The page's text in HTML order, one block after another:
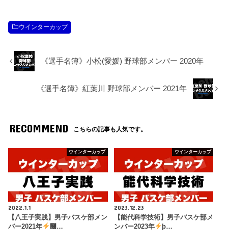
ウインターカップ
《選手名簿》小松(愛媛) 野球部メンバー 2020年
《選手名簿》紅葉川 野球部メンバー 2021年
RECOMMEND こちらの記事も人気です。
ウインターカップ
2022.1.1
【八王子実践】男子バスケ部メン
バー2021年
࿠…
ウインターカップ
2023.12.23
【能代科学技術】男子バスケ部メ
ンバー2023年
þ…